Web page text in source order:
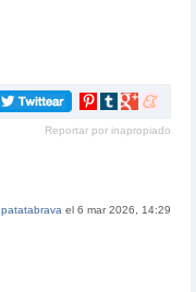
Compartir
Pinterest
Compartir
tumblr
Compartir
Google+
Compartir
meneame
Reportar por inapropiado
patatabrava el 6 mar 2026, 14:29